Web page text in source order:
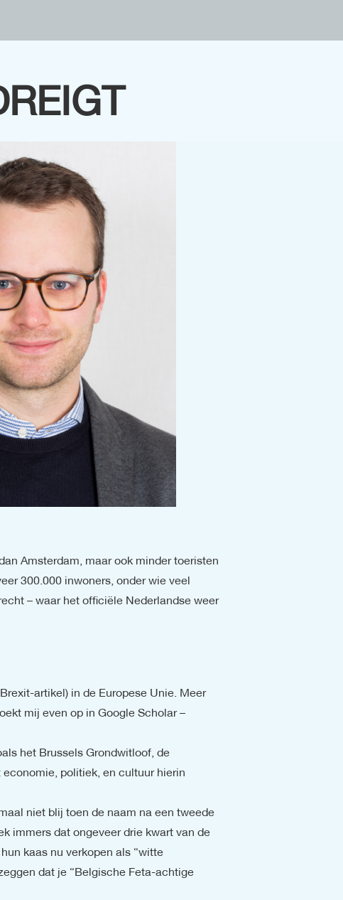
Amsterdam, maar ook minder toeristen
300.000 inwoners, onder wie veel
– waar het officiële Nederlandse weer
artikel) in de Europese Unie. Meer
mij even op in Google Scholar –
het Brussels Grondwitloof, de
politiek, en cultuur hierin
niet blij toen de naam na een tweede
immers dat ongeveer drie kwart van de
kaas nu verkopen als “witte
dat je “Belgische Feta-achtige